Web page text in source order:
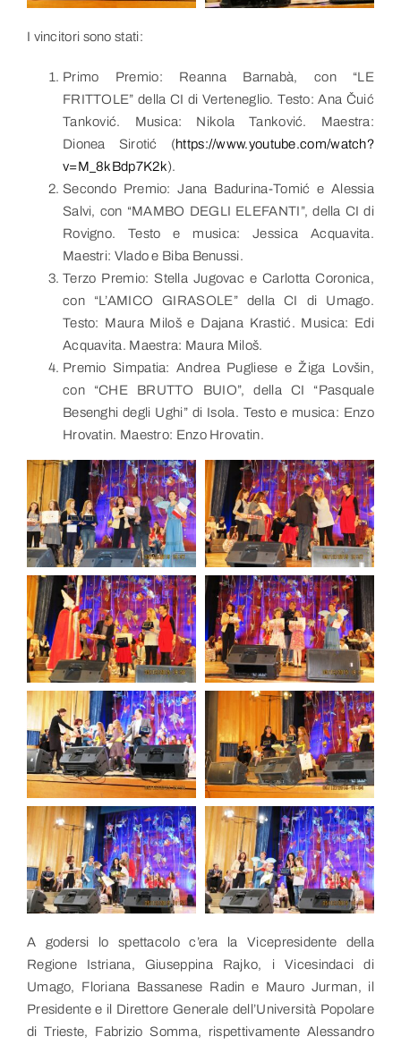
I vincitori sono stati:
Primo Premio: Reanna Barnabà, con “LE
FRITTOLE” della CI di Verteneglio. Testo: Ana Čuić
Tanković. Musica: Nikola Tanković. Maestra:
Dionea Sirotić (https://www.youtube.com/watch?
v=M_8kBdp7K2k).
Secondo Premio: Jana Badurina-Tomić e Alessia
Salvi, con “MAMBO DEGLI ELEFANTI”, della CI di
Rovigno. Testo e musica: Jessica Acquavita.
Maestri: Vlado e Biba Benussi.
Terzo Premio: Stella Jugovac e Carlotta Coronica,
con “L’AMICO GIRASOLE” della CI di Umago.
Testo: Maura Miloš e Dajana Krastić. Musica: Edi
Acquavita. Maestra: Maura Miloš.
Premio Simpatia: Andrea Pugliese e Žiga Lovšin,
con “CHE BRUTTO BUIO”, della CI “Pasquale
Besenghi degli Ughi” di Isola. Testo e musica: Enzo
Hrovatin. Maestro: Enzo Hrovatin.
A godersi lo spettacolo c’era la Vicepresidente della
Regione Istriana, Giuseppina Rajko, i Vicesindaci di
Umago, Floriana Bassanese Radin e Mauro Jurman, il
Presidente e il Direttore Generale dell’Università Popolare
di Trieste, Fabrizio Somma, rispettivamente Alessandro